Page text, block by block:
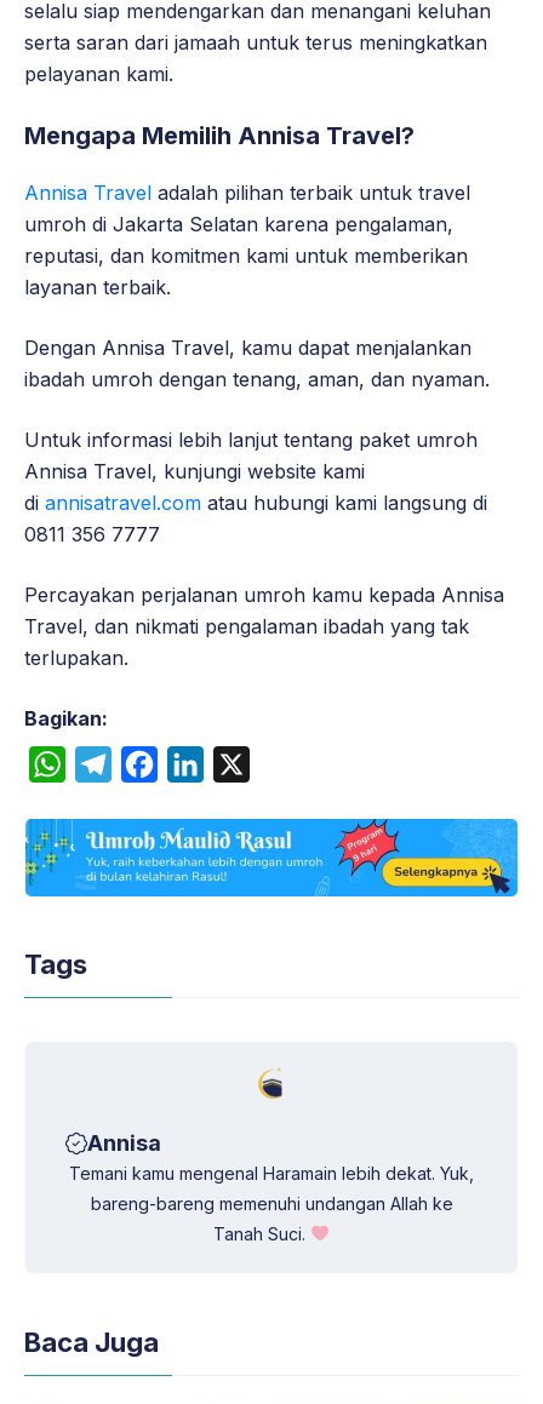
selalu siap mendengarkan dan menangani keluhan
serta saran dari jamaah untuk terus meningkatkan
pelayanan kami.
Mengapa Memilih Annisa Travel?
Annisa Travel adalah pilihan terbaik untuk travel
umroh di Jakarta Selatan karena pengalaman,
reputasi, dan komitmen kami untuk memberikan
layanan terbaik.
Dengan Annisa Travel, kamu dapat menjalankan
ibadah umroh dengan tenang, aman, dan nyaman.
Untuk informasi lebih lanjut tentang paket umroh
Annisa Travel, kunjungi website kami
di annisatravel.com atau hubungi kami langsung di
0811 356 7777
Percayakan perjalanan umroh kamu kepada Annisa
Travel, dan nikmati pengalaman ibadah yang tak
terlupakan.
Bagikan:
W
a
p
l
e
c
e
n
k
Tags
Annisa
Temani kamu mengenal Haramain lebih dekat. Yuk,
bareng-bareng memenuhi undangan Allah ke
Tanah Suci.
Baca Juga